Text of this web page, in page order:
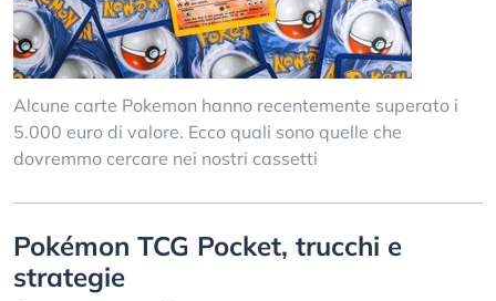
Alcune carte Pokemon hanno recentemente superato i
5.000 euro di valore. Ecco quali sono quelle che
dovremmo cercare nei nostri cassetti
Pokémon TCG Pocket, trucchi e
strategie